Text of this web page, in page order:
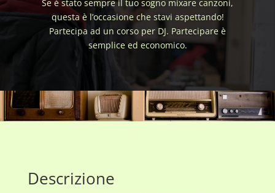
Se è stato sempre il tuo sogno mixare canzoni,
questa è l’occasione che stavi aspettando!
Partecipa ad un corso per DJ. Partecipare è
semplice ed economico.
Descrizione